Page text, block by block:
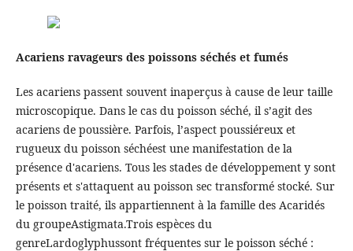
Acariens ravageurs des poissons séchés et fumés
Les acariens passent souvent inaperçus à cause de leur taille
microscopique. Dans le cas du poisson séché, il s’agit des
acariens de poussière. Parfois, l’aspect poussiéreux et
rugueux du poisson séchéest une manifestation de la
présence d'acariens. Tous les stades de développement y sont
présents et s'attaquent au poisson sec transformé stocké. Sur
le poisson traité, ils appartiennent à la famille des Acaridés
du groupeAstigmata.Trois espèces du
genreLardoglyphussont fréquentes sur le poisson séché :